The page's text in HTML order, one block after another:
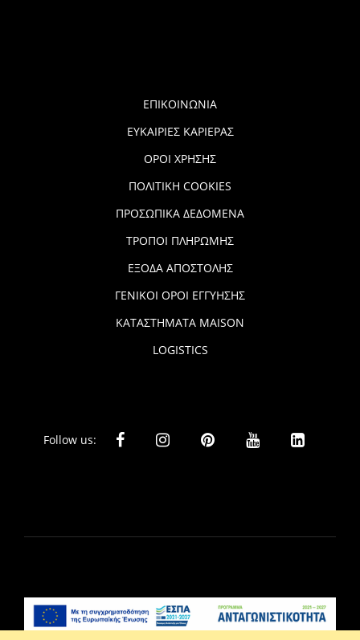
ΕΠΙΚΟΙΝΩΝΙΑ
ΕΥΚΑΙΡΙΕΣ ΚΑΡΙΕΡΑΣ
ΟΡΟΙ ΧΡΗΣΗΣ
ΠΟΛΙΤΙΚΗ COOKIES
ΠΡΟΣΩΠΙΚΑ ΔΕΔΟΜΕΝΑ
ΤΡΟΠΟΙ ΠΛΗΡΩΜΗΣ
ΕΞΟΔΑ ΑΠΟΣΤΟΛΗΣ
ΓΕΝΙΚΟΙ ΟΡΟΙ ΕΓΓΥΗΣΗΣ
ΚΑΤΑΣΤΗΜΑΤΑ MAISON
LOGISTICS
Follow us: